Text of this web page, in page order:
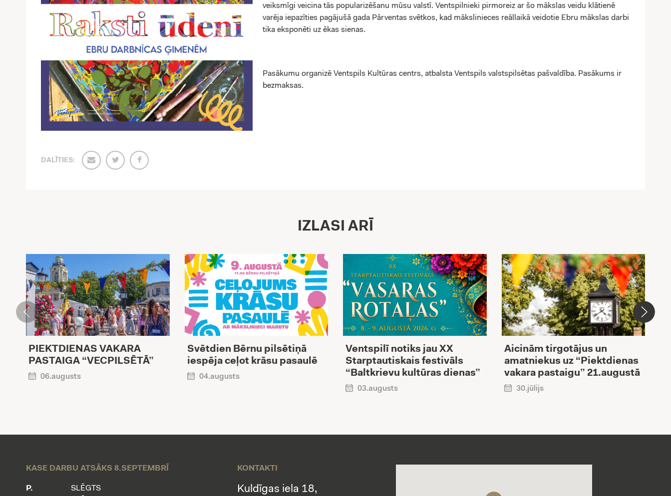
veiksmīgi veicina tās popularizēšanu mūsu valstī. Ventspilnieki pirmoreiz ar šo mākslas veidu klātienē
varēja iepazīties pagājušā gada Pārventas svētkos, kad mākslinieces reāllaikā veidotie Ebru mākslas darbi
tika eksponēti uz ēkas sienas.
Pasākumu organizē Ventspils Kultūras centrs, atbalsta Ventspils valstspilsētas pašvaldība. Pasākums ir
bezmaksas.
DALĪTIES:
IZLASI ARĪ
PIEKTDIENAS VAKARA
PASTAIGA “VECPILSĒTĀ”
06.augusts
Svētdien Bērnu pilsētiņā
iespēja ceļot krāsu pasaulē
04.augusts
Ventspilī notiks jau XX
Starptautiskais festivāls
“Baltkrievu kultūras dienas”
03.augusts
Aicinām tirgotājus un
amatniekus uz “Piektdienas
vakara pastaigu” 21.augustā
30.jūlijs
KASE DARBU ATSĀKS 8.SEPTEMBRĪ
P. SLĒGTS
KONTAKTI
Kuldīgas iela 18,